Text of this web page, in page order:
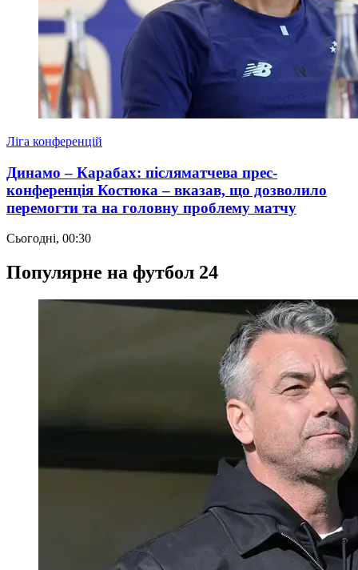
Ліга конференцій
Динамо – Карабах: післяматчева прес-
конференція Костюка – вказав, що дозволило
перемогти та на головну проблему матчу
Сьогодні, 00:30
Популярне на футбол 24